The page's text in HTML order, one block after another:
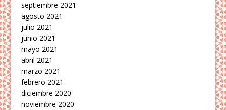
septiembre 2021
agosto 2021
julio 2021
junio 2021
mayo 2021
abril 2021
marzo 2021
febrero 2021
diciembre 2020
noviembre 2020